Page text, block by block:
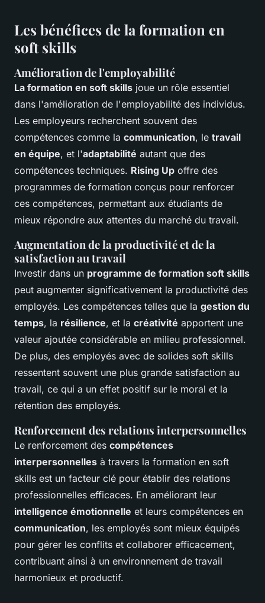
Les bénéfices de la formation en
soft skills
Amélioration de l'employabilité
La formation en soft skills joue un rôle essentiel
dans l'amélioration de l'employabilité des individus.
Les employeurs recherchent souvent des
compétences comme la communication, le travail
en équipe, et l'adaptabilité autant que des
compétences techniques. Rising Up offre des
programmes de formation conçus pour renforcer
ces compétences, permettant aux étudiants de
mieux répondre aux attentes du marché du travail.
Augmentation de la productivité et de la
satisfaction au travail
Investir dans un programme de formation soft skills
peut augmenter significativement la productivité des
employés. Les compétences telles que la gestion du
temps, la résilience, et la créativité apportent une
valeur ajoutée considérable en milieu professionnel.
De plus, des employés avec de solides soft skills
ressentent souvent une plus grande satisfaction au
travail, ce qui a un effet positif sur le moral et la
rétention des employés.
Renforcement des relations interpersonnelles
Le renforcement des compétences
interpersonnelles à travers la formation en soft
skills est un facteur clé pour établir des relations
professionnelles efficaces. En améliorant leur
intelligence émotionnelle et leurs compétences en
communication, les employés sont mieux équipés
pour gérer les conflits et collaborer efficacement,
contribuant ainsi à un environnement de travail
harmonieux et productif.